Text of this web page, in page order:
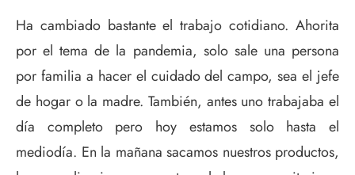
Ha cambiado bastante el trabajo cotidiano. Ahorita
por el tema de la pandemia, solo sale una persona
por familia a hacer el cuidado del campo, sea el jefe
de hogar o la madre. También, antes uno trabajaba el
día completo pero hoy estamos solo hasta el
mediodía. En la mañana sacamos nuestros productos,